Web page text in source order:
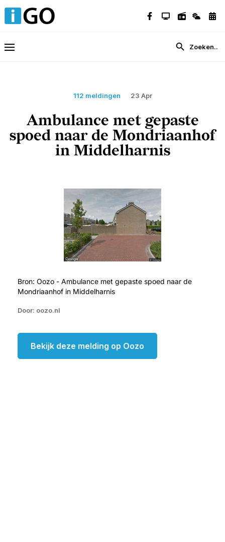
112 meldingen 23 Apr
Ambulance met gepaste
spoed naar de Mondriaanhof
in Middelharnis
Bron: Oozo - Ambulance met gepaste spoed naar de
Mondriaanhof in Middelharnis
Door: oozo.nl
Bekijk deze melding op Oozo